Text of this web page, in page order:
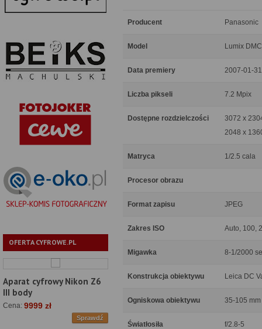
OFERTA CYFROWE.PL
Aparat cyfrowy Nikon Z6
III body
Cena: 9999 zł
Sprawdź
Producent Panasonic
Model Lumix
Data premiery 2007-01-31
Liczba pikseli 7.2 Mpix
Dostępne rozdzielczości
3072 x
2048 x
Matryca 1/2.5 cala
Procesor obrazu
Format zapisu JPEG
Zakres ISO Auto, 100,
Migawka 8-1/2000
Konstrukcja obiektywu Leica DC
Ogniskowa obiektywu 35-105 mm
Światłosiła f/2.8-5